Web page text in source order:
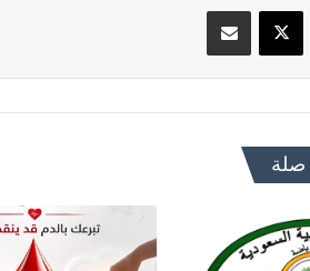
فيسبوك X
صلة